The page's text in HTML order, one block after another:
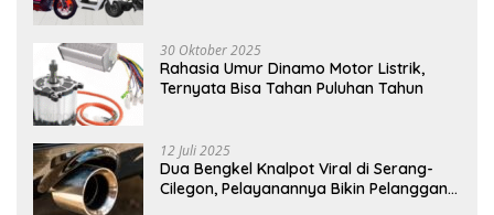
30 Oktober 2025
Rahasia Umur Dinamo Motor Listrik,
Ternyata Bisa Tahan Puluhan Tahun
12 Juli 2025
Dua Bengkel Knalpot Viral di Serang-
Cilegon, Pelayanannya Bikin Pelanggan